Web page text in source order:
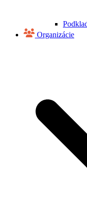
Organizácie